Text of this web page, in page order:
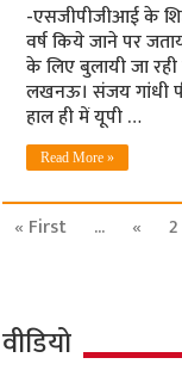
-एसजीपीजीआई के
वर्ष किये जाने पर
के लिए बुलायी जा
लखनऊ। संजय गांधी
हाल ही में यूपी …
Read More »
« First ... « 2
वीडियो